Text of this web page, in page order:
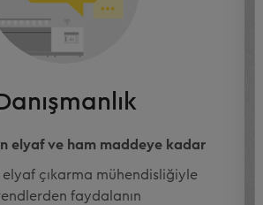
elyaf ve ham maddeye kadar
elyaf çıkarma mühendisliğiyle
faydalanın